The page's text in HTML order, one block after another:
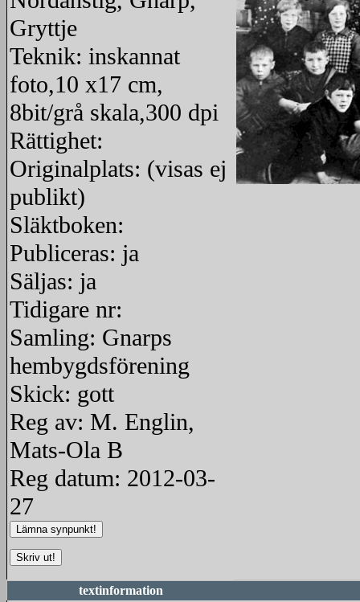
Gryttje
Teknik: inskannat
foto,10 x17 cm,
8bit/grå skala,300 dpi
Rättighet:
Originalplats: (visas ej
publikt)
Släktboken:
Publiceras: ja
Säljas: ja
Tidigare nr:
Samling: Gnarps
hembygdsförening
Skick: gott
Reg av: M. Englin,
Mats-Ola B
Reg datum: 2012-03-
27
textinformation